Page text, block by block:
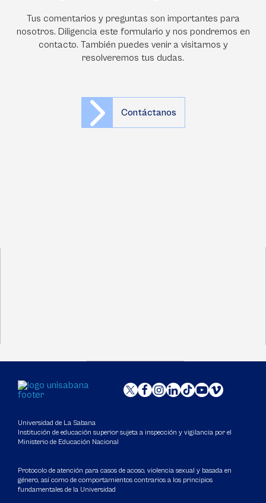
Tus comentarios y preguntas son importantes para
nosotros. Diligencia este formulario y nos pondremos en
contacto. También puedes venir a visitarnos y
resolveremos tus dudas.
Contáctanos
Universidad de La Sabana
Institución de educación superior sujeta a inspección y vigilancia por el
Ministerio de Educación Nacional
Protocolo de atención para casos de acoso, violencia sexual y basada en
género, así como de comportamientos contrarios a los principios
fundamentales de la Universidad